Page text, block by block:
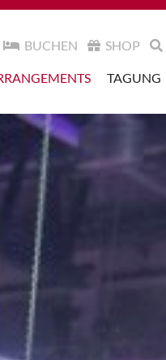
BUCHEN SHOP
TAGUNG